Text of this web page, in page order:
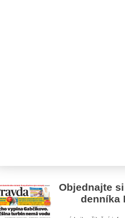
Objednajte
denníka